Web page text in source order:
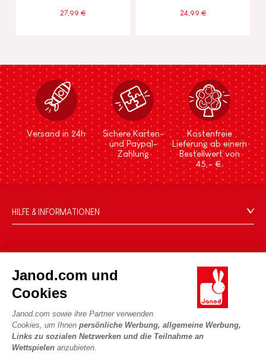
Janod.com und
Cookies
Janod.com sowie ihre Partner verwenden
Cookies, um Ihnen persönliche Werbung, allgemeine Werbung,
Links zu sozialen Netzwerken und die Teilnahme an
Wettspielen anzubieten.
27,99 € 24,99 €
Versand in 24h
Sichere Karten-
und Paypal-
Zahlung
Kostenfreie
Lieferung ab einem
Bestellwert von
45,- €.
HILFE & INFORMATIONEN
FAQ
Kontakt
Händler
Persönliche daten
Cookies
Die Geschichte
Unsere Expertise
CSR-Verpflichtungen
Was ist FSC®?
UNSERE LEISTUNGEN
Sicheres Bezahlen
Lieferbedingungen
PROFESSIONAL